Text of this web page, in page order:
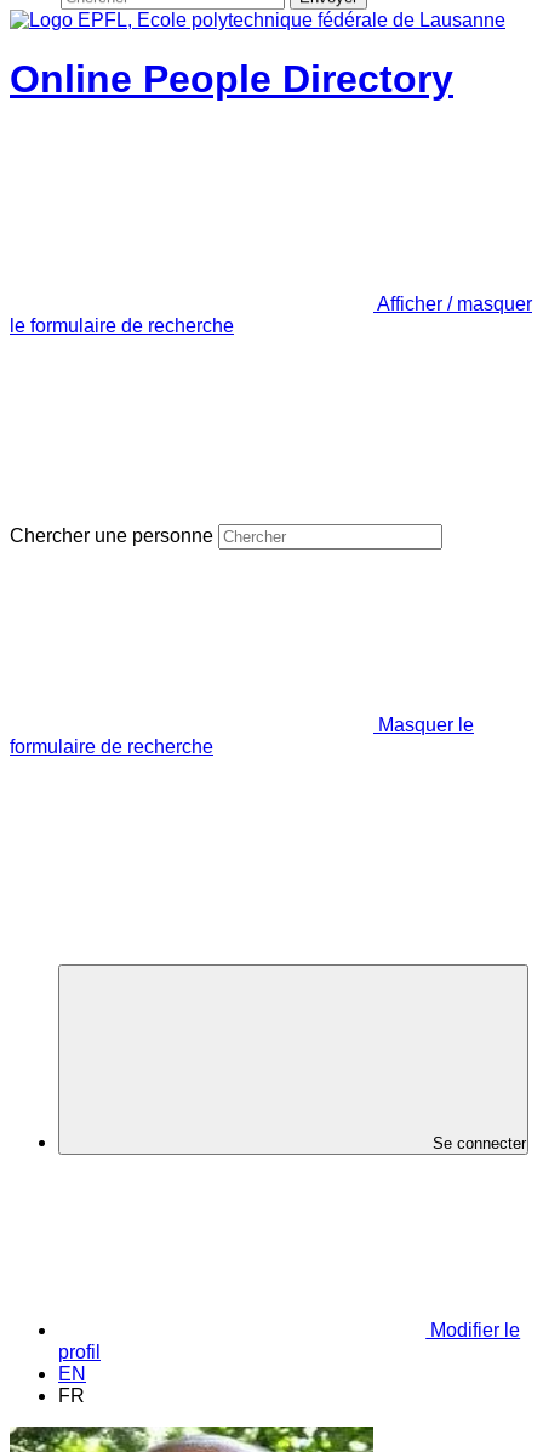
Online People Directory
Afficher / masquer
le formulaire de recherche
Chercher une personne
Masquer le
formulaire de recherche
Se connecter
Modifier le
profil
EN
FR